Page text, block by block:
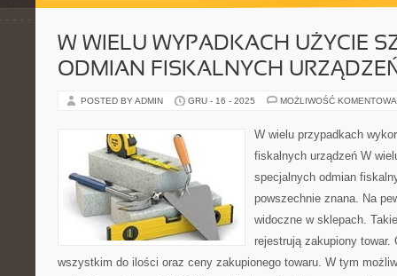
W WIELU WYPADKACH UŻYCIE
ODMIAN FISKALNYCH
POSTED BY ADMIN GRU - 16 - 2025 MOŻLIWOŚĆ
W wielu przypadkach
fiskalnych urządzeń W
specjalnych odmian
powszechnie znana. Na
widoczne w sklepach.
rejestrują zakupiony towar.
wszystkim do ilości oraz ceny zakupionego towaru. W tym